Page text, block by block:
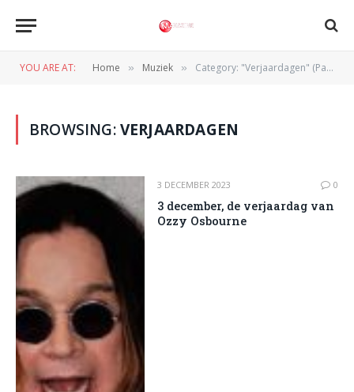
YOU ARE AT: Home » Muziek » Category: "Verjaardagen" (Page 5)
BROWSING:VERJAARDAGEN
3 DECEMBER 2023 0
3 december, de verjaardag van
Ozzy Osbourne